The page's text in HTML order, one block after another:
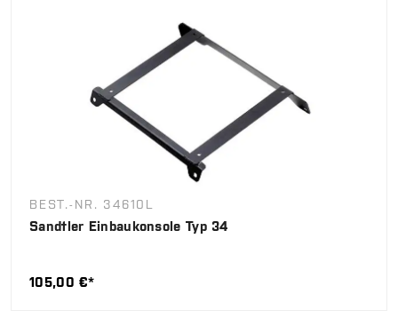
BEST.-NR. 34610L
Sandtler Einbaukonsole Typ 34
105,00 €*